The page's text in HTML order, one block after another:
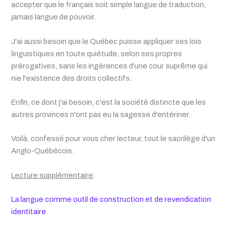
accepter que le français soit simple langue de traduction,
jamais langue de pouvoir.
J'ai aussi besoin que le Québec puisse appliquer ses lois
linguistiques en toute quiétude, selon ses propres
prérogatives, sans les ingérences d'une cour suprême qui
nie l'existence des droits collectifs.
Enfin, ce dont j'ai besoin, c'est la société distincte que les
autres provinces n'ont pas eu la sagesse d'entériner.
Voilà, confessé pour vous cher lecteur, tout le sacrilège d'un
Anglo-Québécois.
Lecture supplémentaire:
La langue comme outil de construction et de revendication
identitaire